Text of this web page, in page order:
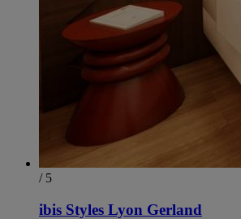
/ 5
ibis Styles Lyon Gerland